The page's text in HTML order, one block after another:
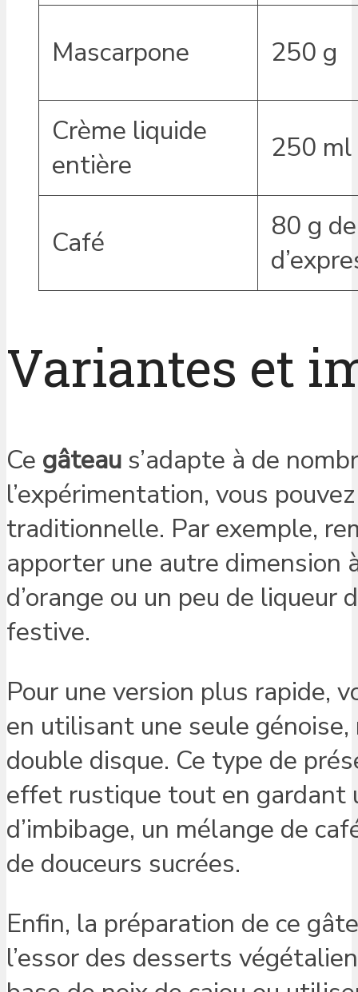
Mascarpone 250 g
Crème liquide
entière
250 ml
Café
80 g
Variantes et
Ce gâteau s’adapte à de
l’expérimentation, vous
traditionnelle. Par exemple,
apporter une autre dimension
d’orange ou un peu de
festive.
Pour une version plus rapide,
en utilisant une seule
double disque. Ce type de
effet rustique tout en gardant
d’imbibage, un mélange de
de douceurs sucrées.
Enfin, la préparation de ce
l’essor des desserts